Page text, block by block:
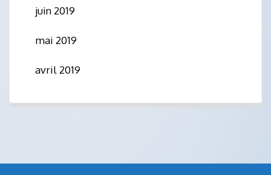
juin 2019
mai 2019
avril 2019